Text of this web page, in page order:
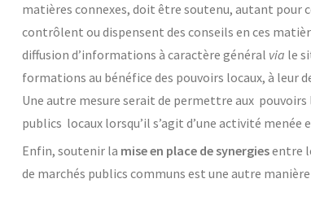
matières connexes, doit être soutenu, autant pour
contrôlent ou dispensent des conseils en ces
diffusion d’informations à caractère général via le
formations au bénéfice des pouvoirs locaux, à leur
Une autre mesure serait de permettre aux
publics locaux lorsqu’il s’agit d’une activité
Enfin, soutenir la mise en place de synergiesentre
de marchés publics communs est une autre